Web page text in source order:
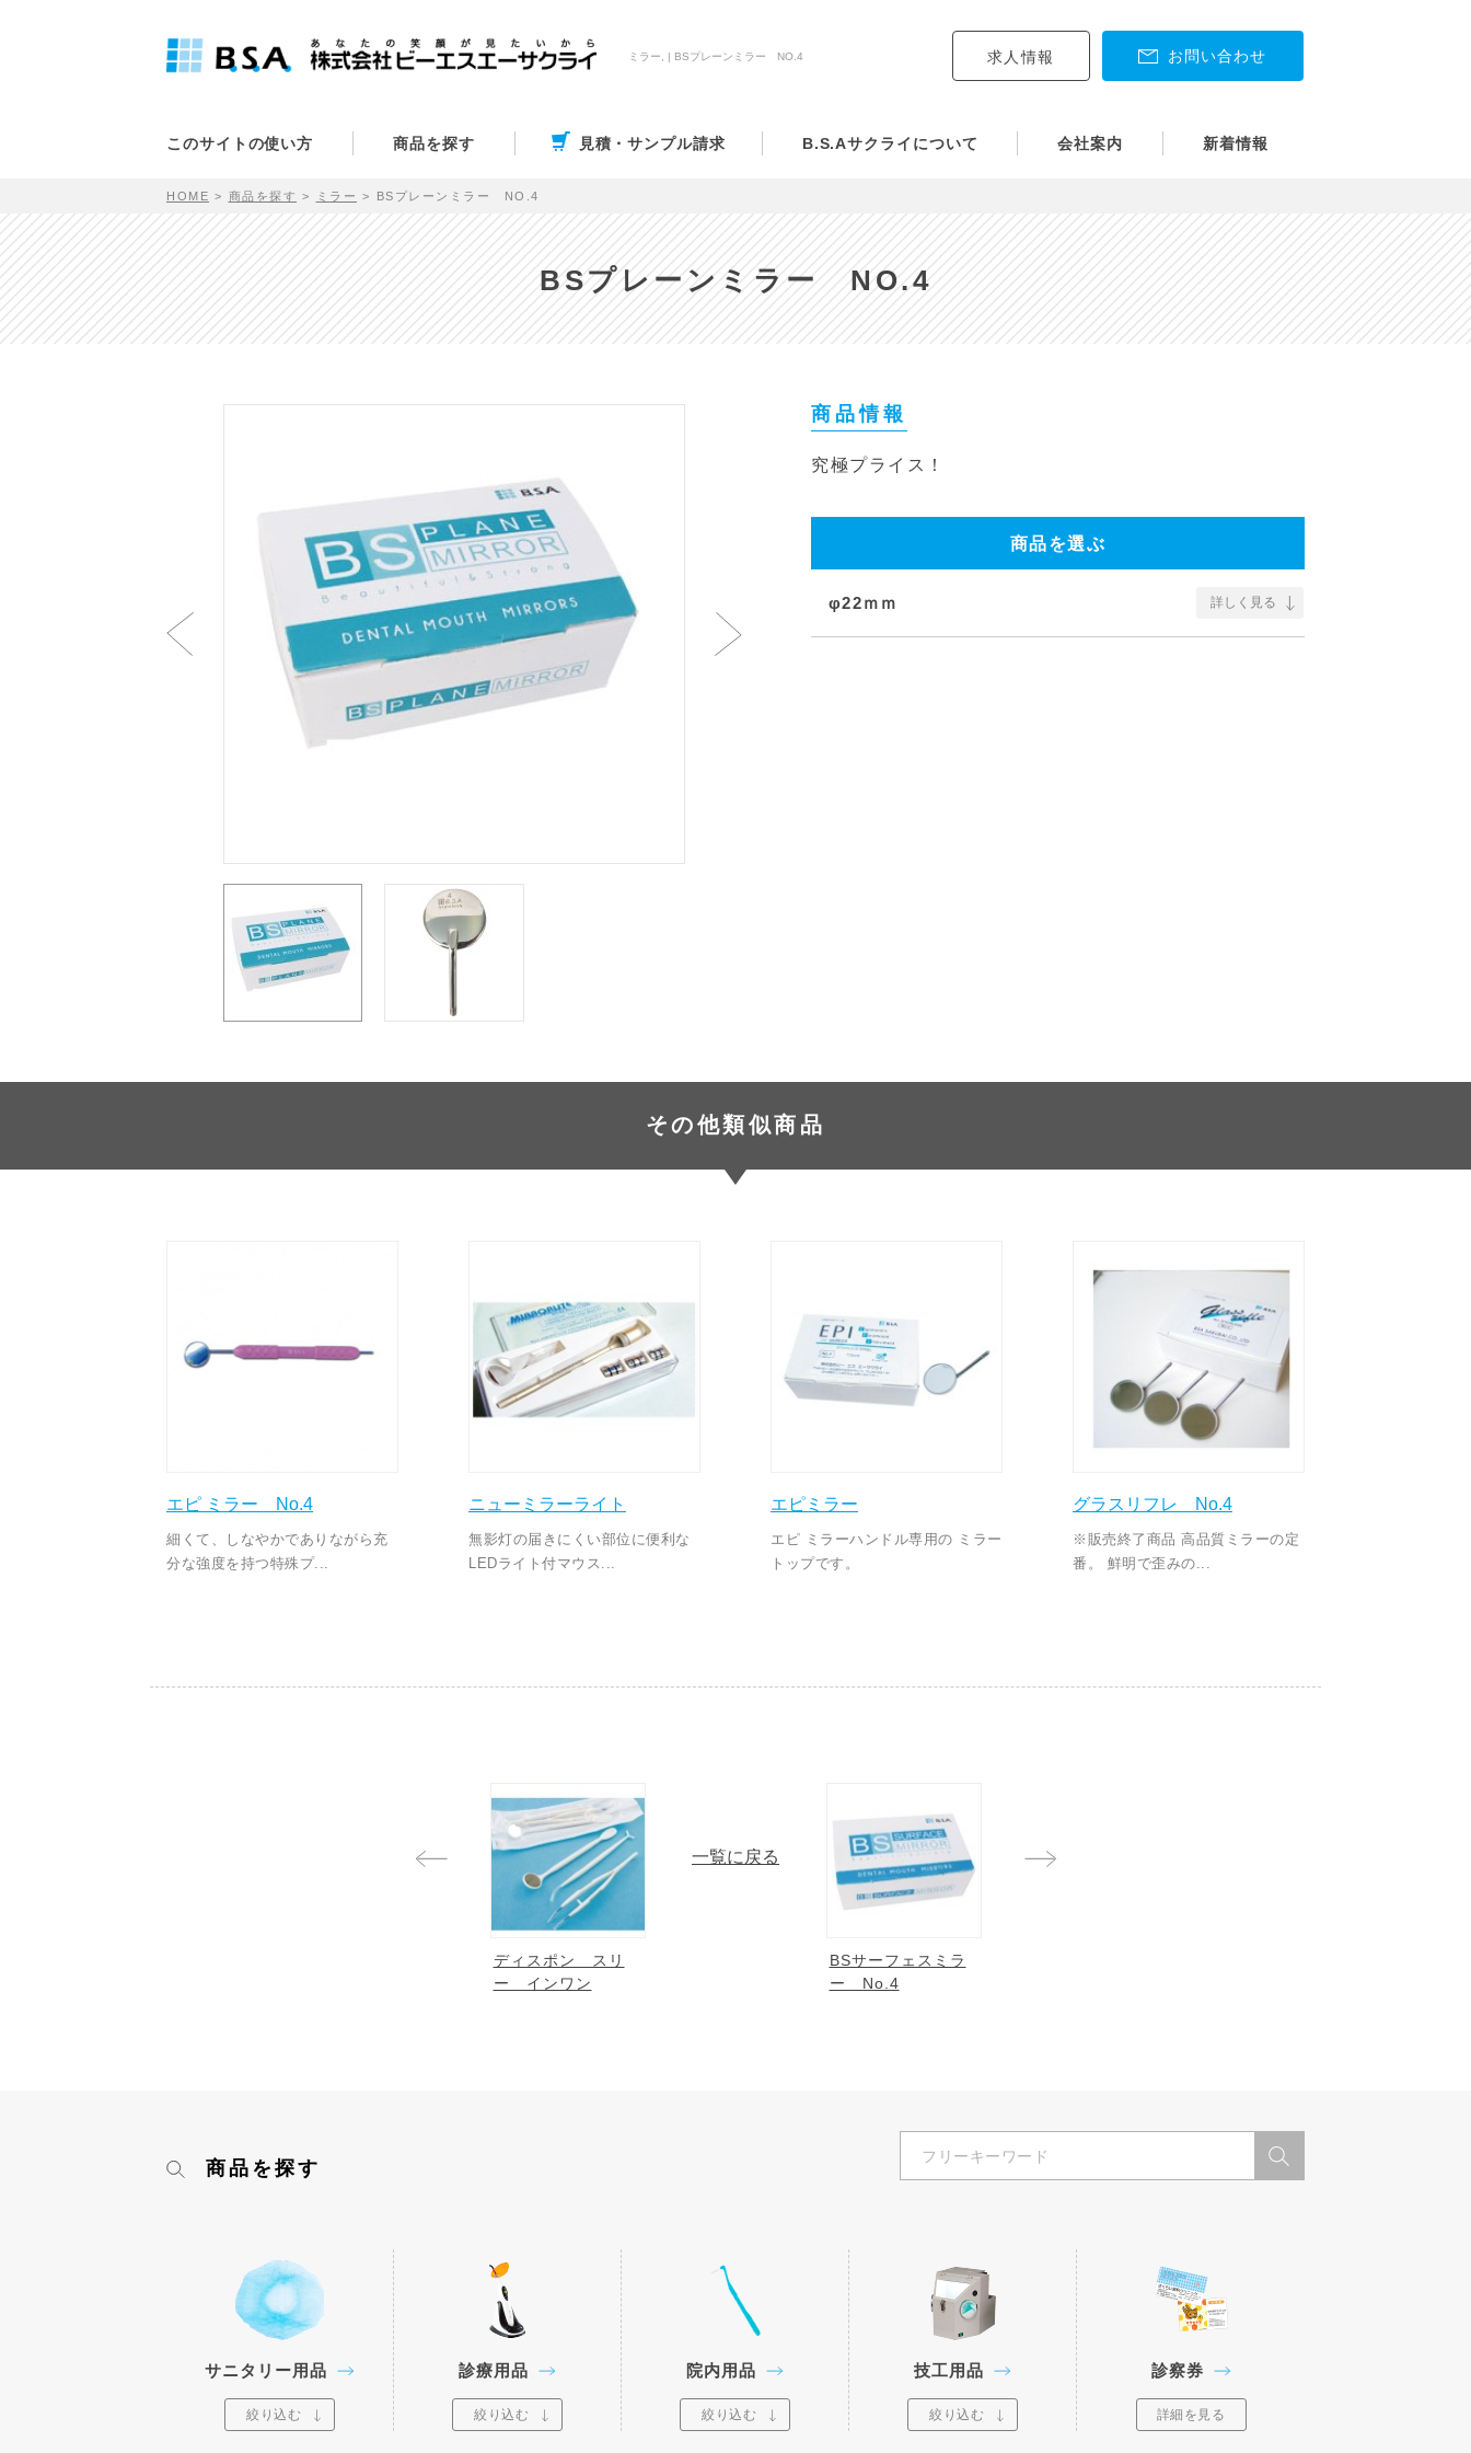
ミラー, | BSプレーンミラー NO.4 お問い合わせ
求人情報
このサイトの使い方 商品を探す 見積・サンプル請求 B.S.Aサクライについて 会社案内 新着情報
HOME 商品を探す ミラー BSプレーンミラー NO.4
BSプレーンミラー NO.4
商品情報
究極プライス！
商品を選ぶ
φ22ｍｍ 詳しく見る
その他類似商品
エピ ミラー No.4
細くて、しなやかでありながら充
分な強度を持つ特殊プ...
ニューミラーライト
無影灯の届きにくい部位に便利な
LEDライト付マウス...
エピミラー
エピ ミラーハンドル専用の ミラー
トップです。
グラスリフレ No.4
※販売終了商品 高品質ミラーの定
番。 鮮明で歪みの...
ディスポン スリ
ー インワン
一覧に戻る
BSサーフェスミラ
ー No.4
商品を探す
サニタリー用品
絞り込む
診療用品
絞り込む
院内用品
絞り込む
技工用品
絞り込む
診察券
詳細を見る